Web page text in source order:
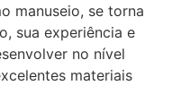
manuseio, se torna
sua experiência e
no nível
materiais